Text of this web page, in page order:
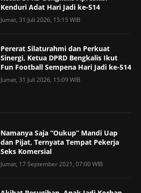
Kenduri Adat Hari Jadi ke-514
Jumat, 31 Juli 2026, 15:15 WIB
Pererat Silaturahmi dan Perkuat
Sinergi, Ketua DPRD Bengkalis Ikut
Fun Football Sempena Hari Jadi ke-514
Jumat, 31 Juli 2026, 15:09 WIB
Namanya Saja “Oukup” Mandi Uap
dan Pijat, Ternyata Tempat Pekerja
Seks Komersial
Jumat, 17 September 2021, 07:00 WIB